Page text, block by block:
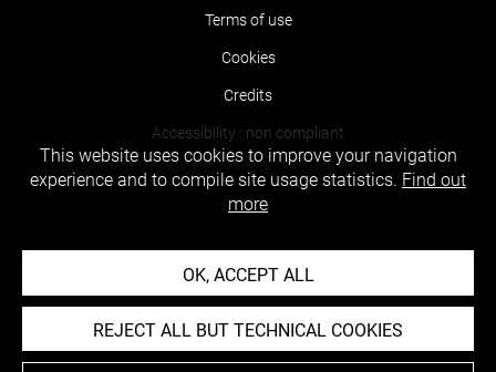
Terms of use
Cookies
Credits
Accessibility : non compliant
This website uses cookies to improve your navigation
experience and to compile site usage statistics. Find out
more
OK, ACCEPT ALL
REJECT ALL BUT TECHNICAL COOKIES